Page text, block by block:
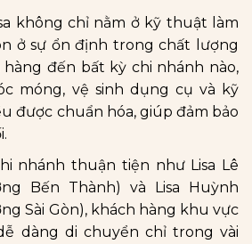
không chỉ nằm ở kỹ thuật làm
ở sự ổn định trong chất lượng
đến bất kỳ chi nhánh nào,
móng, vệ sinh dụng cụ và kỹ
được chuẩn hóa, giúp đảm bảo
nhánh thuận tiện như Lisa Lê
Bến Thành) và Lisa Huỳnh
Sài Gòn), khách hàng khu vực
dàng di chuyển chỉ trong vài